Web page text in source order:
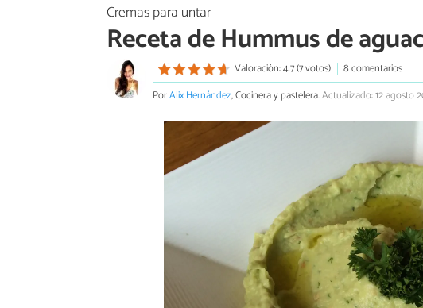
Cremas para untar
Receta de Hummus de
Valoración: 4.7 (7 votos)
8 comentarios
PorAlix Hernández, Cocinera y pastelera.Actualizado: 12 agosto